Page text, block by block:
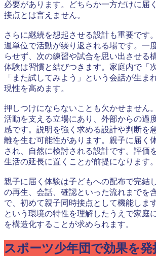
必要があります。どちらか一方だけに届
接点とは言えません。
さらに継続を想起させる設計も重要です
週単位で活動が繰り返される場です。一
らせず、次の練習や試合を思い出させる
体験は習慣と結びつきます。家庭内で「
「また試してみよう」という会話が生ま
現性を高めます。
押しつけにならないことも欠かせません
活動を支える立場にあり、外部からの過
感です。説明を強く求める設計や判断を
離を生む可能性があります。親子に届く
され、自然に検討される設計です。評価
生活の延長に置くことが前提になります。
親子に届く体験は子どもへの配布で完結
の再生、会話、確認といった流れまでを
で、初めて親子同時接点として機能しま
という環境の特性を理解したうえで家庭
を構造化することが求められます。
スポーツ少年団で効果を